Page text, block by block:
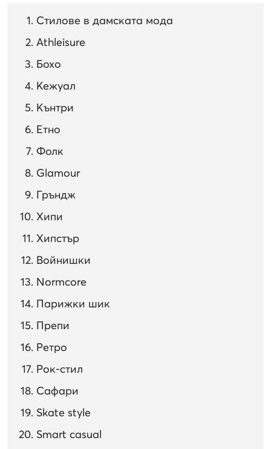
Стилове в дамската мода
Athleisure
Бохо
Кежуал
Кънтри
Етно
Фолк
Glamour
Гръндж
Хипи
Хипстър
Войнишки
Normcore
Парижки шик
Препи
Ретро
Рок-стил
Сафари
Skate style
Smart casual